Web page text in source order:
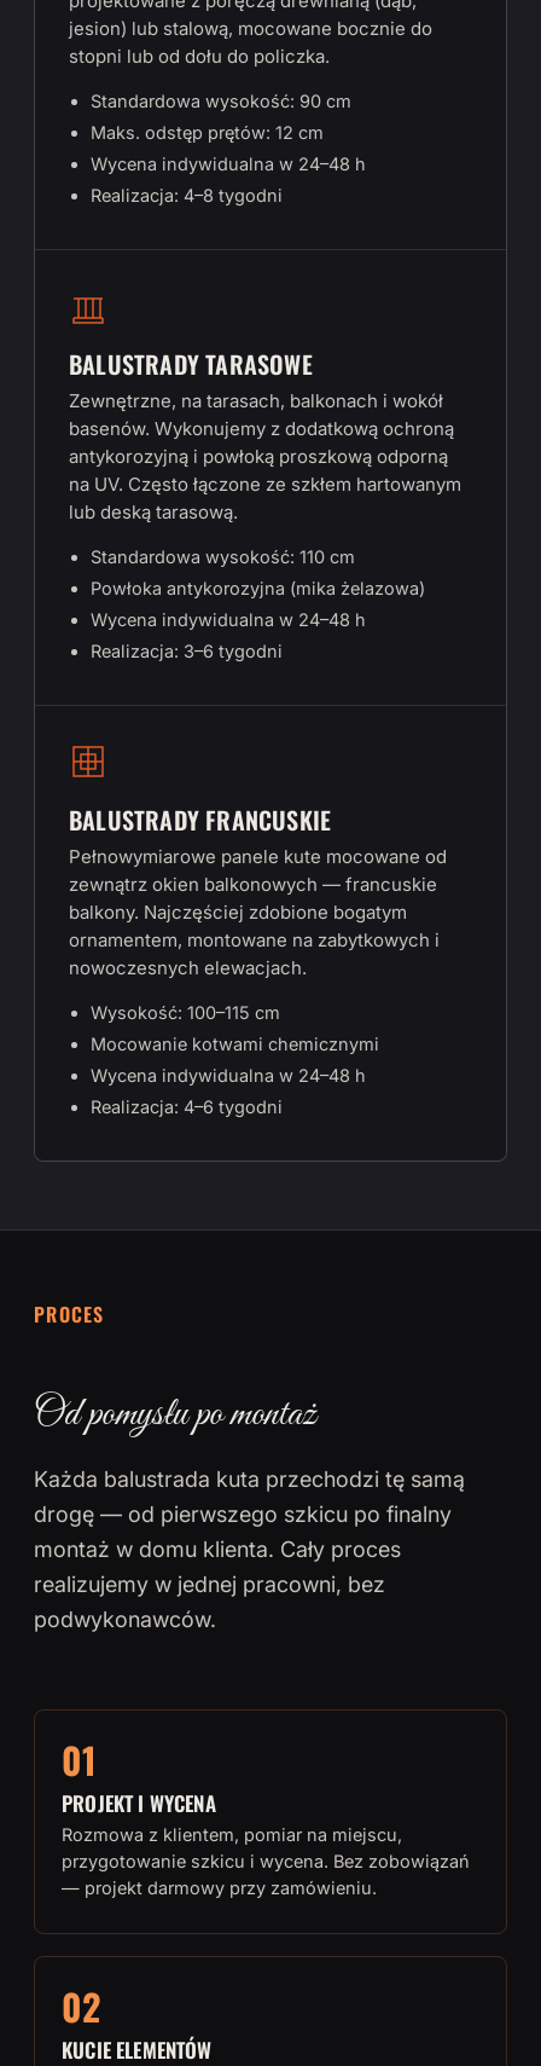
jesion) lub stalową, mocowane bocznie do
stopni lub od dołu do policzka.
Standardowa wysokość: 90 cm
Maks. odstęp prętów: 12 cm
Wycena indywidualna w 24–48 h
Realizacja: 4–8 tygodni
BALUSTRADY TARASOWE
Zewnętrzne, na tarasach, balkonach i wokół
basenów. Wykonujemy z dodatkową ochroną
antykorozyjną i powłoką proszkową odporną
na UV. Często łączone ze szkłem hartowanym
lub deską tarasową.
Standardowa wysokość: 110 cm
Powłoka antykorozyjna (mika żelazowa)
Wycena indywidualna w 24–48 h
Realizacja: 3–6 tygodni
BALUSTRADY FRANCUSKIE
Pełnowymiarowe panele kute mocowane od
zewnątrz okien balkonowych — francuskie
balkony. Najczęściej zdobione bogatym
ornamentem, montowane na zabytkowych i
nowoczesnych elewacjach.
Wysokość: 100–115 cm
Mocowanie kotwami chemicznymi
Wycena indywidualna w 24–48 h
Realizacja: 4–6 tygodni
PROCES
Od pomysłu po montaż
Każda balustrada kuta przechodzi tę samą
drogę — od pierwszego szkicu po finalny
montaż w domu klienta. Cały proces
realizujemy w jednej pracowni, bez
podwykonawców.
01
PROJEKT I WYCENA
Rozmowa z klientem, pomiar na miejscu,
przygotowanie szkicu i wycena. Bez zobowiązań
— projekt darmowy przy zamówieniu.
02
KUCIE ELEMENTÓW